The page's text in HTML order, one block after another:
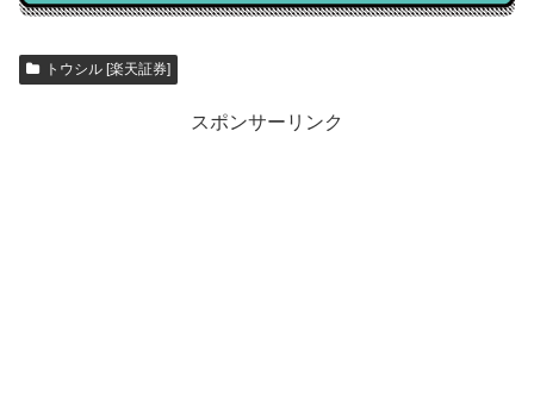
トウシル [楽天証券]
スポンサーリンク